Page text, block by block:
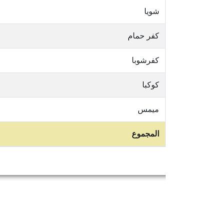
شويا
كفر حمام
كفرشوبا
كوكبا
ميمس
المجموع